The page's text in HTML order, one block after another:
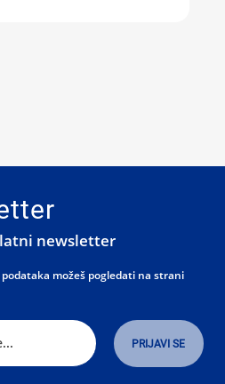
newsletter
možeš pogledati na strani